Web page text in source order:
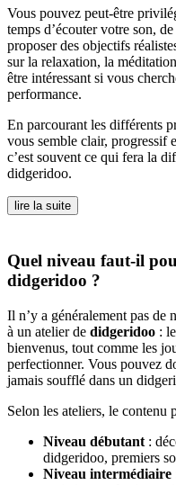
Vous pouvez peut-être
temps d’écouter votre son,
proposer des objectifs
sur la relaxation, la
être intéressant si vous
performance.
En parcourant les différents
vous semble clair, progressif
c’est souvent ce qui fera la
didgeridoo.
lire la suite
Quel niveau faut-il
didgeridoo ?
Il n’y a généralement pas
à un atelier de didgeridoo :
bienvenus, tout comme les
perfectionner. Vous pouvez
jamais soufflé dans un
Selon les ateliers, le contenu
Niveau débutant :
didgeridoo, premiers
Niveau intermédiaire